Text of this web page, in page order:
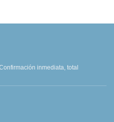
inmediata, total